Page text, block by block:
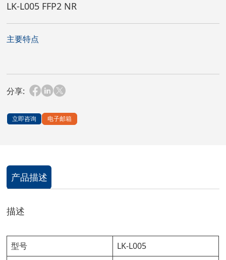
LK-L005 FFP2 NR
主要特点
分享:
立即咨询 电子邮箱
产品描述
描述
型号
LK-L005